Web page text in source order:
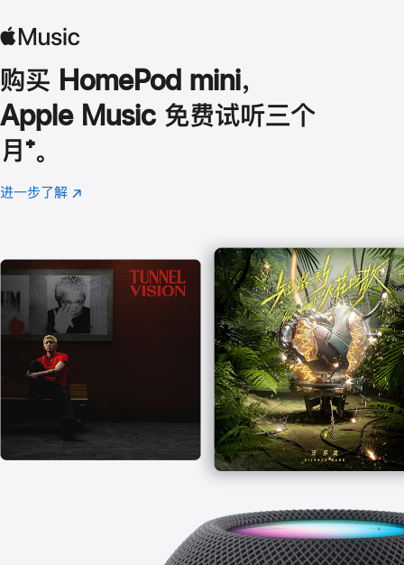
购买 HomePod mini，
Apple Music 免费试听三个
月 脚
注
⁺。
进一步了解 Apple
(在
口
中
打
开)